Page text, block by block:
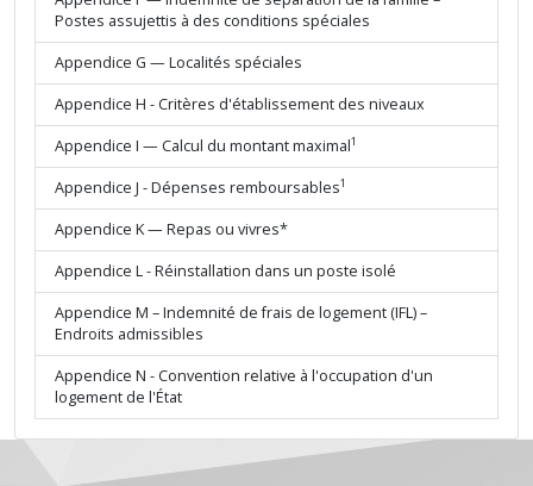
Postes assujettis à des conditions spéciales
Appendice G — Localités spéciales
Appendice H - Critères d'établissement des niveaux
Appendice I — Calcul du montant maximal1
Appendice J - Dépenses remboursables1
Appendice K — Repas ou vivres*
Appendice L - Réinstallation dans un poste isolé
Appendice M – Indemnité de frais de logement (IFL) –
Endroits admissibles
Appendice N - Convention relative à l'occupation d'un
logement de l'État